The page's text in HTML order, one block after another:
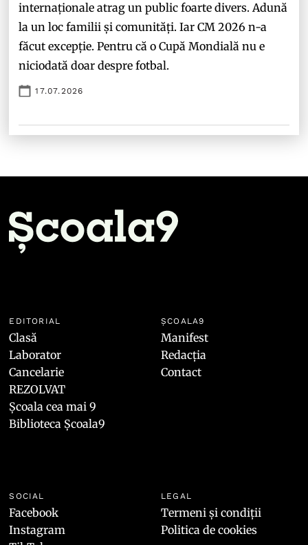
internaționale atrag un public foarte divers. Adună
la un loc familii și comunități. Iar CM 2026 n-a
făcut excepție. Pentru că o Cupă Mondială nu e
niciodată doar despre fotbal.
17.07.2026
EDITORIAL
Clasă
Laborator
Cancelarie
REZOLVAT
Școala cea mai 9
Biblioteca Școala9
ȘCOALA9
Manifest
Redacția
Contact
SOCIAL
Facebook
Instagram
LEGAL
Termeni și condiții
Politica de cookies